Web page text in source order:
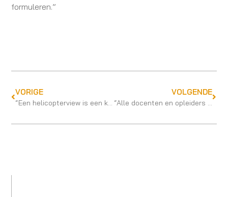
formuleren.”
VORIGE
“Een helicopterview is een kwaliteit die we in ons beroepenveld hard nodig hebben”
VOLGENDE
“Alle docenten en opleiders scholen: daar zit de grote uitdaging”